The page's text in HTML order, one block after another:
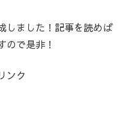
しました！記事を読めば
ので是非！
ンク